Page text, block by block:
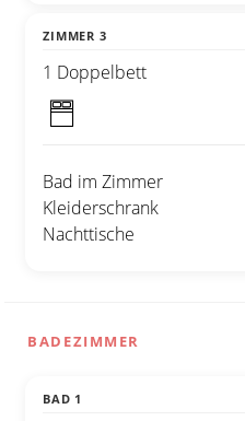
ZIMMER 3
1 Doppelbett
Bad im Zimmer
Kleiderschrank
Nachttische
BADEZIMMER
BAD 1